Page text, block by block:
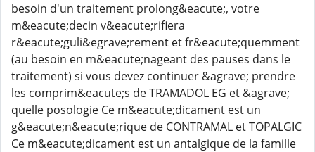
besoin d'un traitement prolong&eacute;, votre
m&eacute;decin v&eacute;rifiera
r&eacute;guli&egrave;rement et fr&eacute;quemment
(au besoin en m&eacute;nageant des pauses dans le
traitement) si vous devez continuer &agrave; prendre
les comprim&eacute;s de TRAMADOL EG et &agrave;
quelle posologie Ce m&eacute;dicament est un
g&eacute;n&eacute;rique de CONTRAMAL et TOPALGIC
Ce m&eacute;dicament est un antalgique de la famille